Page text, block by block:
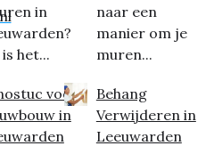
in
het...
voor
in
naar een
manier om je
muren...
Behang
Verwijderen in
Leeuwarden